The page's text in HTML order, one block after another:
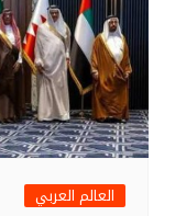
العالم العربي